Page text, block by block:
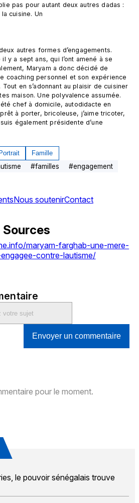
pas pour autant deux autres dadas :
cuisine. Un
y a sept ans, qui l’ont amené à se
Maryam a donc décidé de
coaching personnel et son expérience
en s’adonnant au plaisir de cuisiner
maison. Une polyvalence assumée.
été chef à domicile, autodidacte en
à porter, bricoleuse, j’aime tricoter,
également présidente d’une
Portrait Famille
#familles #engagement
Nous soutenirContact
Sources
maryam-farghab-une-mere-
contre-lautisme/
Envoyer un commentaire
pour le moment.
le pouvoir sénégalais trouve